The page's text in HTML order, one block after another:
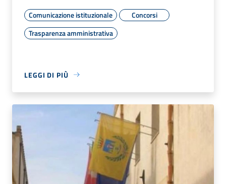
Comunicazione istituzionale
Concorsi
Trasparenza amministrativa
LEGGI DI PIÙ